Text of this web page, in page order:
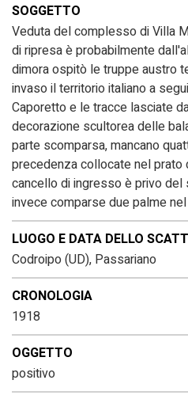
SOGGETTO
Veduta del complesso di Villa
di ripresa è probabilmente
dimora ospitò le truppe austro
invaso il territorio italiano a
Caporetto e le tracce lasciate
decorazione scultorea delle
parte scomparsa, mancano
precedenza collocate nel prato
cancello di ingresso è privo del
invece comparse due palme
LUOGO E DATA DELLO
Codroipo (UD), Passariano
CRONOLOGIA
1918
OGGETTO
positivo